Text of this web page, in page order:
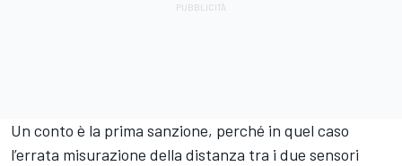
Un conto è la prima sanzione, perché in quel caso
l’errata misurazione della distanza tra i due sensori